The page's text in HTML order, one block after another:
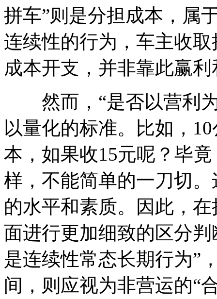
拼车”则是分担成本，属
连续性的行为，车主收
成本开支，并非靠此赢
然而，“是否以营利为
以量化的标准。比如，
本，如果收15元呢？毕
样，不能简单的一刀切
的水平和素质。因此，
面进行更加细致的区分
是连续性常态长期行为”
间，则应视为非营运的“